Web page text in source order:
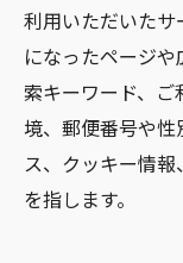
利用いただいた
になったページ
索キーワード、
境、郵便番号や
ス、クッキー情
を指します。